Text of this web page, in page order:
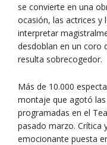
se convierte en una
ocasión, las actrices y
interpretar
desdoblan en un coro
resulta sobrecogedor.
Más de 10.000
montaje que agotó
programadas en el
pasado marzo. Crítica
emocionante puesta